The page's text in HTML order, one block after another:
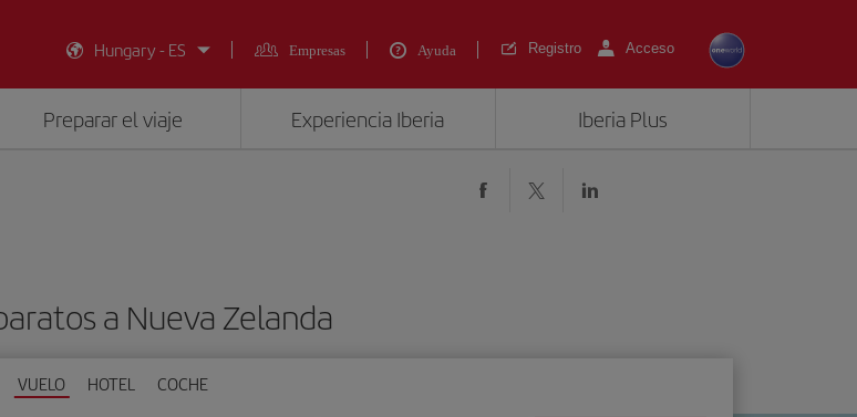
Hungary - ES
Empresas Ayuda Registro Acceso
Preparar el viaje Experiencia Iberia Iberia Plus
a Nueva Zelanda
VUELO HOTEL COCHE